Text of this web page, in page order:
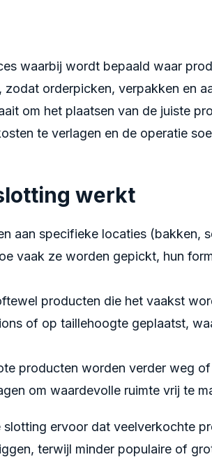
waarbij wordt bepaald waar
zodat orderpicken, verpakken en
om het plaatsen van de juiste
te verlagen en de operatie
werkt
aan specifieke locaties (bakken,
vaak ze worden gepickt, hun
producten die het vaakst
of op taillehoogte geplaatst,
producten worden verder weg
om waardevolle ruimte vrij te
ervoor dat veelverkochte
terwijl minder populaire of